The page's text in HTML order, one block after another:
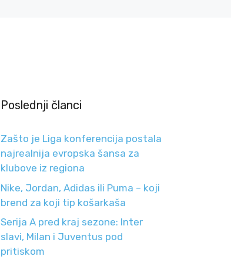
Poslednji članci
Zašto je Liga konferencija postala
najrealnija evropska šansa za
klubove iz regiona
Nike, Jordan, Adidas ili Puma – koji
brend za koji tip košarkaša
Serija A pred kraj sezone: Inter
slavi, Milan i Juventus pod
pritiskom